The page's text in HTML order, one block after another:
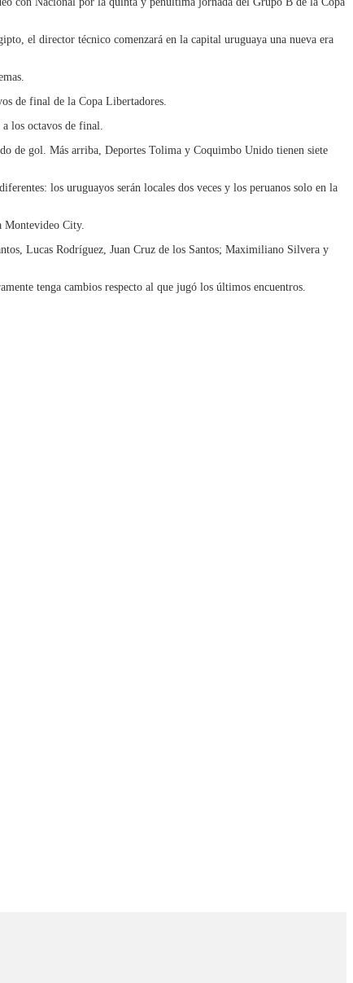
el director técnico comenzará en la capital uruguaya una nueva era
de final de la Copa Libertadores.
a los octavos de final.
de gol. Más arriba, Deportes Tolima y Coquimbo Unido tienen siete
los uruguayos serán locales dos veces y los peruanos solo en la
Montevideo City.
Lucas Rodríguez, Juan Cruz de los Santos; Maximiliano Silvera y
tenga cambios respecto al que jugó los últimos encuentros.